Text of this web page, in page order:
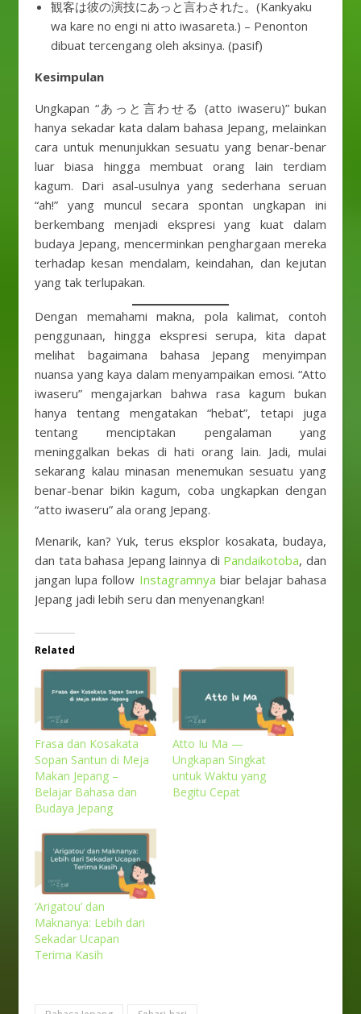
観客は彼の演技にあっと言わされた。(Kankyaku
wa kare no engi ni atto iwasareta.) – Penonton
dibuat tercengang oleh aksinya. (pasif)
Kesimpulan
Ungkapan “あっと言わせる (atto iwaseru)” bukan
hanya sekadar kata dalam bahasa Jepang, melainkan
cara untuk menunjukkan sesuatu yang benar-benar
luar biasa hingga membuat orang lain terdiam
kagum. Dari asal-usulnya yang sederhana seruan
“ah!” yang muncul secara spontan ungkapan ini
berkembang menjadi ekspresi yang kuat dalam
budaya Jepang, mencerminkan penghargaan mereka
terhadap kesan mendalam, keindahan, dan kejutan
yang tak terlupakan.
Dengan memahami makna, pola kalimat, contoh
penggunaan, hingga ekspresi serupa, kita dapat
melihat bagaimana bahasa Jepang menyimpan
nuansa yang kaya dalam menyampaikan emosi. “Atto
iwaseru” mengajarkan bahwa rasa kagum bukan
hanya tentang mengatakan “hebat”, tetapi juga
tentang menciptakan pengalaman yang
meninggalkan bekas di hati orang lain. Jadi, mulai
sekarang kalau minasan menemukan sesuatu yang
benar-benar bikin kagum, coba ungkapkan dengan
“atto iwaseru” ala orang Jepang.
Menarik, kan? Yuk, terus eksplor kosakata, budaya,
dan tata bahasa Jepang lainnya di Pandaikotoba, dan
jangan lupa follow Instagramnya biar belajar bahasa
Jepang jadi lebih seru dan menyenangkan!
Related
Frasa dan Kosakata
Sopan Santun di Meja
Makan Jepang –
Belajar Bahasa dan
Budaya Jepang
Atto Iu Ma —
Ungkapan Singkat
untuk Waktu yang
Begitu Cepat
‘Arigatou’ dan
Maknanya: Lebih dari
Sekadar Ucapan
Terima Kasih